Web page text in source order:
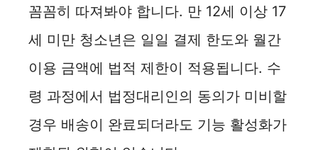
꼼꼼히 따져봐야 합니다. 만 12세 이상 17
세 미만 청소년은 일일 결제 한도와 월간
이용 금액에 법적 제한이 적용됩니다. 수
령 과정에서 법정대리인의 동의가 미비할
경우 배송이 완료되더라도 기능 활성화가